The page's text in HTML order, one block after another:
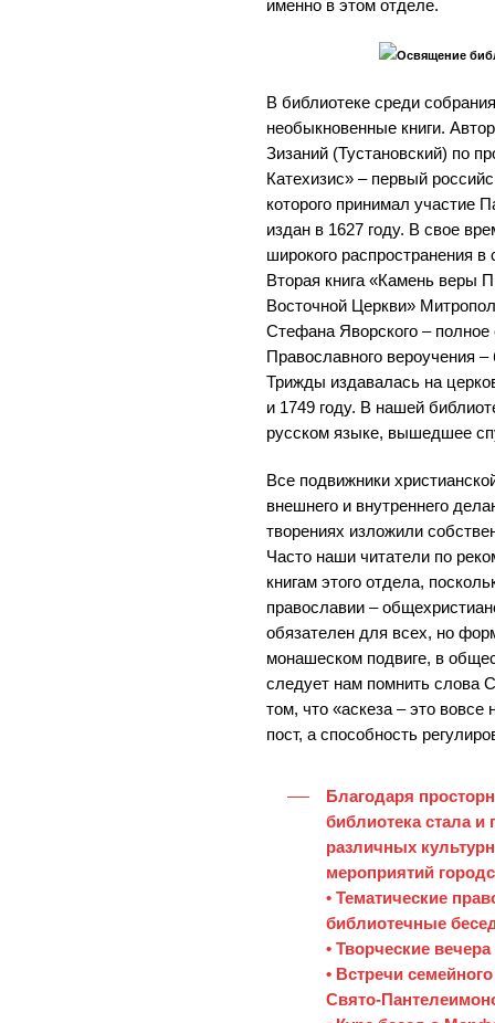
именно в этом отделе.
Освящение
В библиотеке среди
необыкновенные книги.
Зизаний (Тустановский) по
Катехизис» – первый
которого принимал участие
издан в 1627 году. В свое
широкого распространения
Вторая книга «Камень веры
Восточной Церкви»
Стефана Яворского – полное
Православного вероучения
Трижды издавалась на
и 1749 году. В нашей
русском языке, вышедшее
Все подвижники
внешнего и внутреннего
творениях изложили
Часто наши читатели по
книгам этого отдела,
православии –
обязателен для всех, но
монашеском подвиге, в
следует нам помнить слова
том, что «аскеза – это
пост, а способность
Благодаря
библиотека стала
различных
мероприятий
• Тематические
библиотечные
• Творческие
• Встречи
Свято-